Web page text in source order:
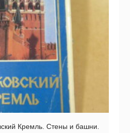
Кремль. Стены и башни.